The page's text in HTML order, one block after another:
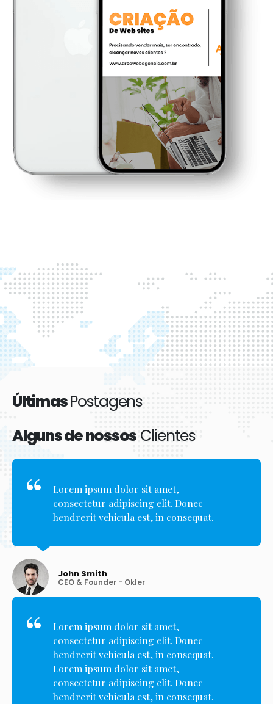
ÚltimasPostagens
Alguns de nossos Clientes
Lorem ipsum dolor sit amet,
consectetur adipiscing elit. Donec
hendrerit vehicula est, in consequat.
John Smith
CEO & Founder - Okler
Lorem ipsum dolor sit amet,
consectetur adipiscing elit. Donec
hendrerit vehicula est, in consequat.
Lorem ipsum dolor sit amet,
consectetur adipiscing elit. Donec
hendrerit vehicula est, in consequat.